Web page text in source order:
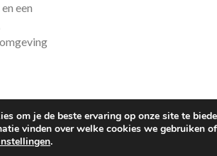
een
om je de beste ervaring op onze site te
vinden over welke cookies we gebruiken
.